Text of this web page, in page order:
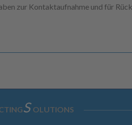
zur Kontaktaufnahme und für
S OLUTIONS